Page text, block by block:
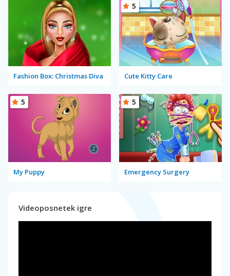
Fashion Box: Christmas Diva Cute Kitty Care
5
My Puppy
5
Emergency Surgery
5
Videoposnetek igre